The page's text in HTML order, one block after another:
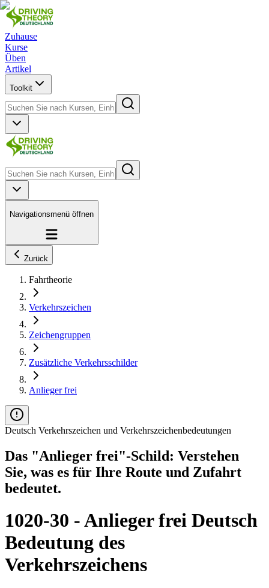
Zuhause
Kurse
Üben
Artikel
Toolkit
Navigationsmenü öffnen
Zurück
Fahrtheorie
Verkehrszeichen
Zeichengruppen
Zusätzliche Verkehrsschilder
Anlieger frei
Deutsch Verkehrszeichen und Verkehrszeichenbedeutungen
Das "Anlieger frei"-Schild: Verstehen
Sie, was es für Ihre Route und Zufahrt
bedeutet.
1020-30 - Anlieger frei Deutsch
Bedeutung des
Verkehrszeichens